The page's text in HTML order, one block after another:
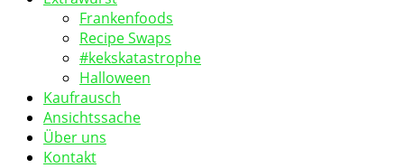
Frankenfoods
Recipe Swaps
#kekskatastrophe
Halloween
Kaufrausch
Ansichtssache
Über uns
Kontakt